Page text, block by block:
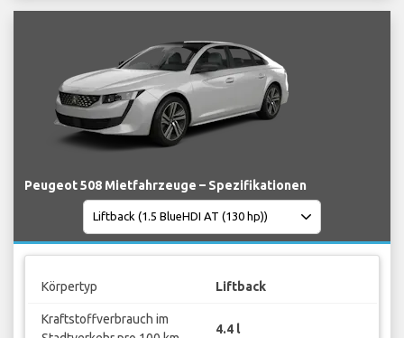
Peugeot 508 Mietfahrzeuge – Spezifikationen
Körpertyp Liftback
Kraftstoffverbrauch im
4.4 l